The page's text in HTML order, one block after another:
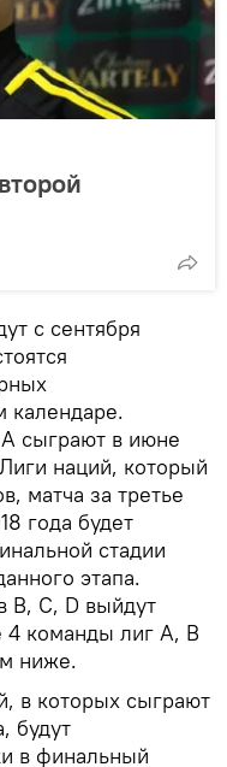
с сентября
календаре.
сыграют в июне
наций, который
матча за третье
года будет
стадии
этапа.
B, С, D выйдут
команды лиг A, B
ниже.
в которых сыграют
будут
в финальный